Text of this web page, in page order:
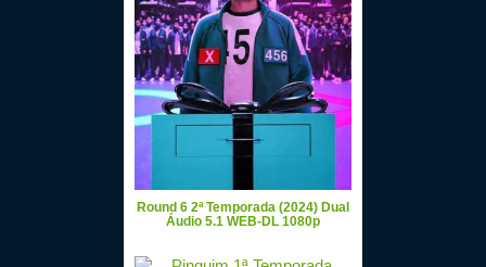
Round 6 2ª Temporada (2024) Dual
Áudio 5.1 WEB-DL 1080p